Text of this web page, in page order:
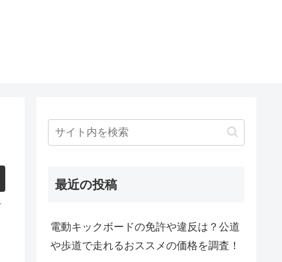
最近の投稿
電動キックボードの免許や違反は？公道
や歩道で走れるおススメの価格を調査！